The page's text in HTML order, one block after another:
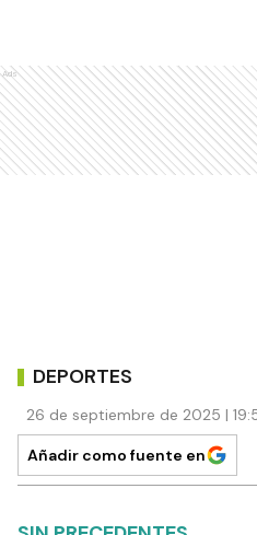
Ads
DEPORTES
26 de septiembre de 2025 |
Añadir como fuente en